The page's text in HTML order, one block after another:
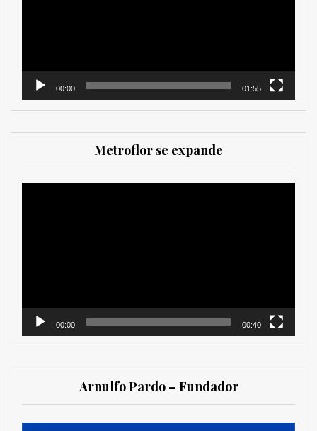
00:00 01:55
Metroflor se expande
00:00 00:40
Arnulfo Pardo – Fundador